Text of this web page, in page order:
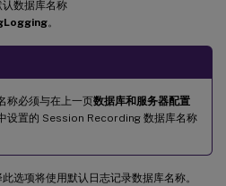
数据库名称
。
称必须与在上一页数据库和服务器配置
设置的 Session Recording 数据库名称
此选项将使用默认日志记录数据库名称。